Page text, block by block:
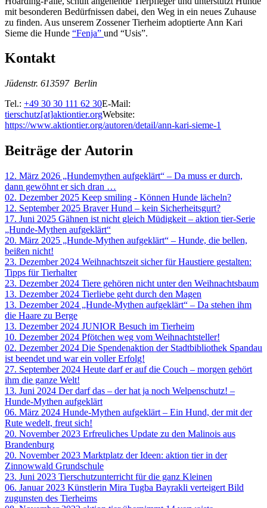
mit besonderen Bedürfnissen dabei, den Weg in ein neues Zuhause
zu finden. Aus unserem Zossener Tierheim adoptierte Ann Kari
Sieme die Hunde “Fenja” und “Usis”.
Kontakt
Jüdenstr. 613597 Berlin
Tel.: +49 30 30 111 62 30E-Mail:
tierschutz[at]aktiontier.orgWebsite:
https://www.aktiontier.org/autoren/detail/ann-kari-sieme-1
Beiträge der Autorin
12. März 2026 „Hundemythen aufgeklärt“ – Da muss er durch,
dann gewöhnt er sich dran …
02. Dezember 2025 Keep smiling - Können Hunde lächeln?
12. September 2025 Braver Hund – kein Sicherheitsgurt?
17. Juni 2025 Gähnen ist nicht gleich Müdigkeit – aktion tier-Serie
„Hunde-Mythen aufgeklärt“
20. März 2025 „Hunde-Mythen aufgeklärt“ – Hunde, die bellen,
beißen nicht!
23. Dezember 2024 Weihnachtszeit sicher für Haustiere gestalten:
Tipps für Tierhalter
23. Dezember 2024 Tiere gehören nicht unter den Weihnachtsbaum
13. Dezember 2024 Tierliebe geht durch den Magen
13. Dezember 2024 „Hunde-Mythen aufgeklärt“ – Da stehen ihm
die Haare zu Berge
13. Dezember 2024 JUNIOR Besuch im Tierheim
10. Dezember 2024 Pfötchen weg vom Weihnachtsteller!
02. Dezember 2024 Die Spendenaktion der Stadtbibliothek Spandau
ist beendet und war ein voller Erfolg!
27. September 2024 Heute darf er auf die Couch – morgen gehört
ihm die ganze Welt!
13. Juni 2024 Der darf das – der hat ja noch Welpenschutz! –
Hunde-Mythen aufgeklärt
06. März 2024 Hunde-Mythen aufgeklärt – Ein Hund, der mit der
Rute wedelt, freut sich!
20. November 2023 Erfreuliches Update zu den Malinois aus
Brandenburg
20. November 2023 Marktplatz der Ideen: aktion tier in der
Zinnowwald Grundschule
23. Juni 2023 Tierschutzunterricht für die ganz Kleinen
06. Januar 2023 Künstlerin Mira Tugba Bayrakli verteigert Bild
zugunsten des Tierheims